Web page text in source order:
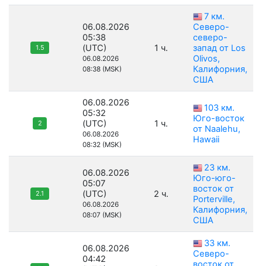
1.5
06.08.2026
05:38
(UTC)
06.08.2026
08:38 (MSK)
1 ч.
7 км.
Северо-
северо-
запад от Los
Olivos,
Калифорния,
США
2
06.08.2026
05:32
(UTC)
06.08.2026
08:32 (MSK)
1 ч.
103 км.
Юго-восток
от Naalehu,
Hawaii
2.1
06.08.2026
05:07
(UTC)
06.08.2026
08:07 (MSK)
2 ч.
23 км.
Юго-юго-
восток от
Porterville,
Калифорния,
США
06.08.2026
04:42
33 км.
Северо-